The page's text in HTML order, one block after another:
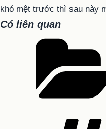
khó mệt trước thì sau này
Có liên quan